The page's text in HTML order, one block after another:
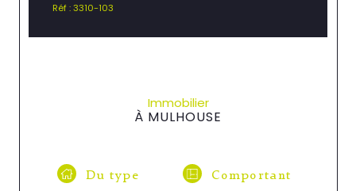
Réf : 3310-103
Immobilier
À MULHOUSE
Du type Comportant